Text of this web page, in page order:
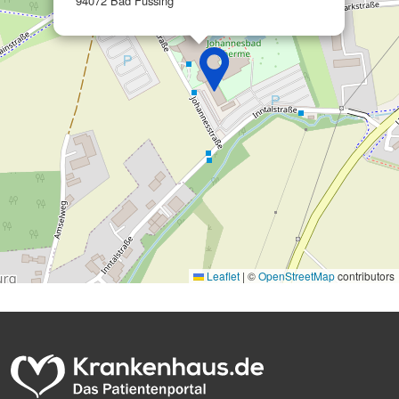
Leaflet | ©OpenStreetMapcontributors